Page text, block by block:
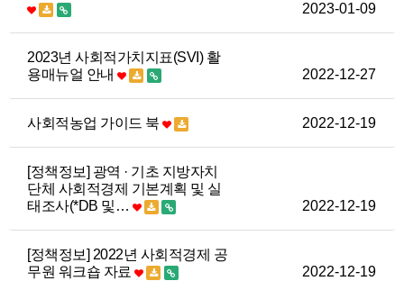
2023-01-09
2023년 사회적가치지표(SVI) 활
용매뉴얼 안내
2022-12-27
사회적농업 가이드 북 2022-12-19
[정책정보] 광역 · 기초 지방자치
단체 사회적경제 기본계획 및 실
태조사(*DB 및…
2022-12-19
[정책정보] 2022년 사회적경제 공
무원 워크숍 자료
2022-12-19